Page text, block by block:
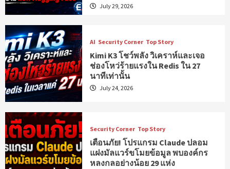
July 29, 2026
AI Security Corner Top Story
Kimi K3 โชว์พลัง วิเคราห์และเจอ
ช่องโหว่ร้ายแรงใน Redis ใน 27
นาทีเท่านั้น
July 24, 2026
Security Corner Top Story
เตือนภัย! โปรแกรม Claude ปลอม
แฝงมัลแวร์ขโมยข้อมูล พบองค์กร
หลงกลอย่างน้อย 29 แห่ง